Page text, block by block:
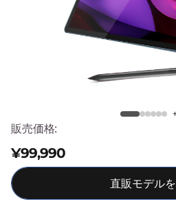
Lenovo Yoga Tab Plus
販売価格:
¥99,990
直販モデル